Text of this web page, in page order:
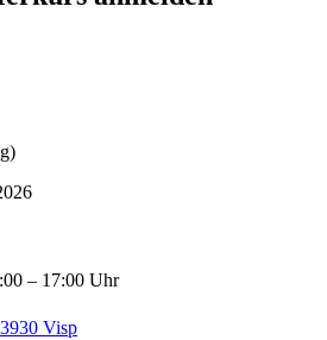
– 17:00 Uhr
Visp